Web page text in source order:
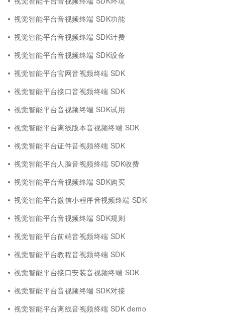
视觉智能平台音视频终端 SDK功能
视觉智能平台音视频终端 SDK计费
视觉智能平台音视频终端 SDK设备
视觉智能平台官网音视频终端 SDK
视觉智能平台接口音视频终端 SDK
视觉智能平台音视频终端 SDK试用
视觉智能平台离线版本音视频终端 SDK
视觉智能平台证件音视频终端 SDK
视觉智能平台人脸音视频终端 SDK收费
视觉智能平台音视频终端 SDK购买
视觉智能平台微信小程序音视频终端 SDK
视觉智能平台音视频终端 SDK规则
视觉智能平台前端音视频终端 SDK
视觉智能平台教程音视频终端 SDK
视觉智能平台接口安装音视频终端 SDK
视觉智能平台音视频终端 SDK对接
视觉智能平台离线音视频终端 SDK demo